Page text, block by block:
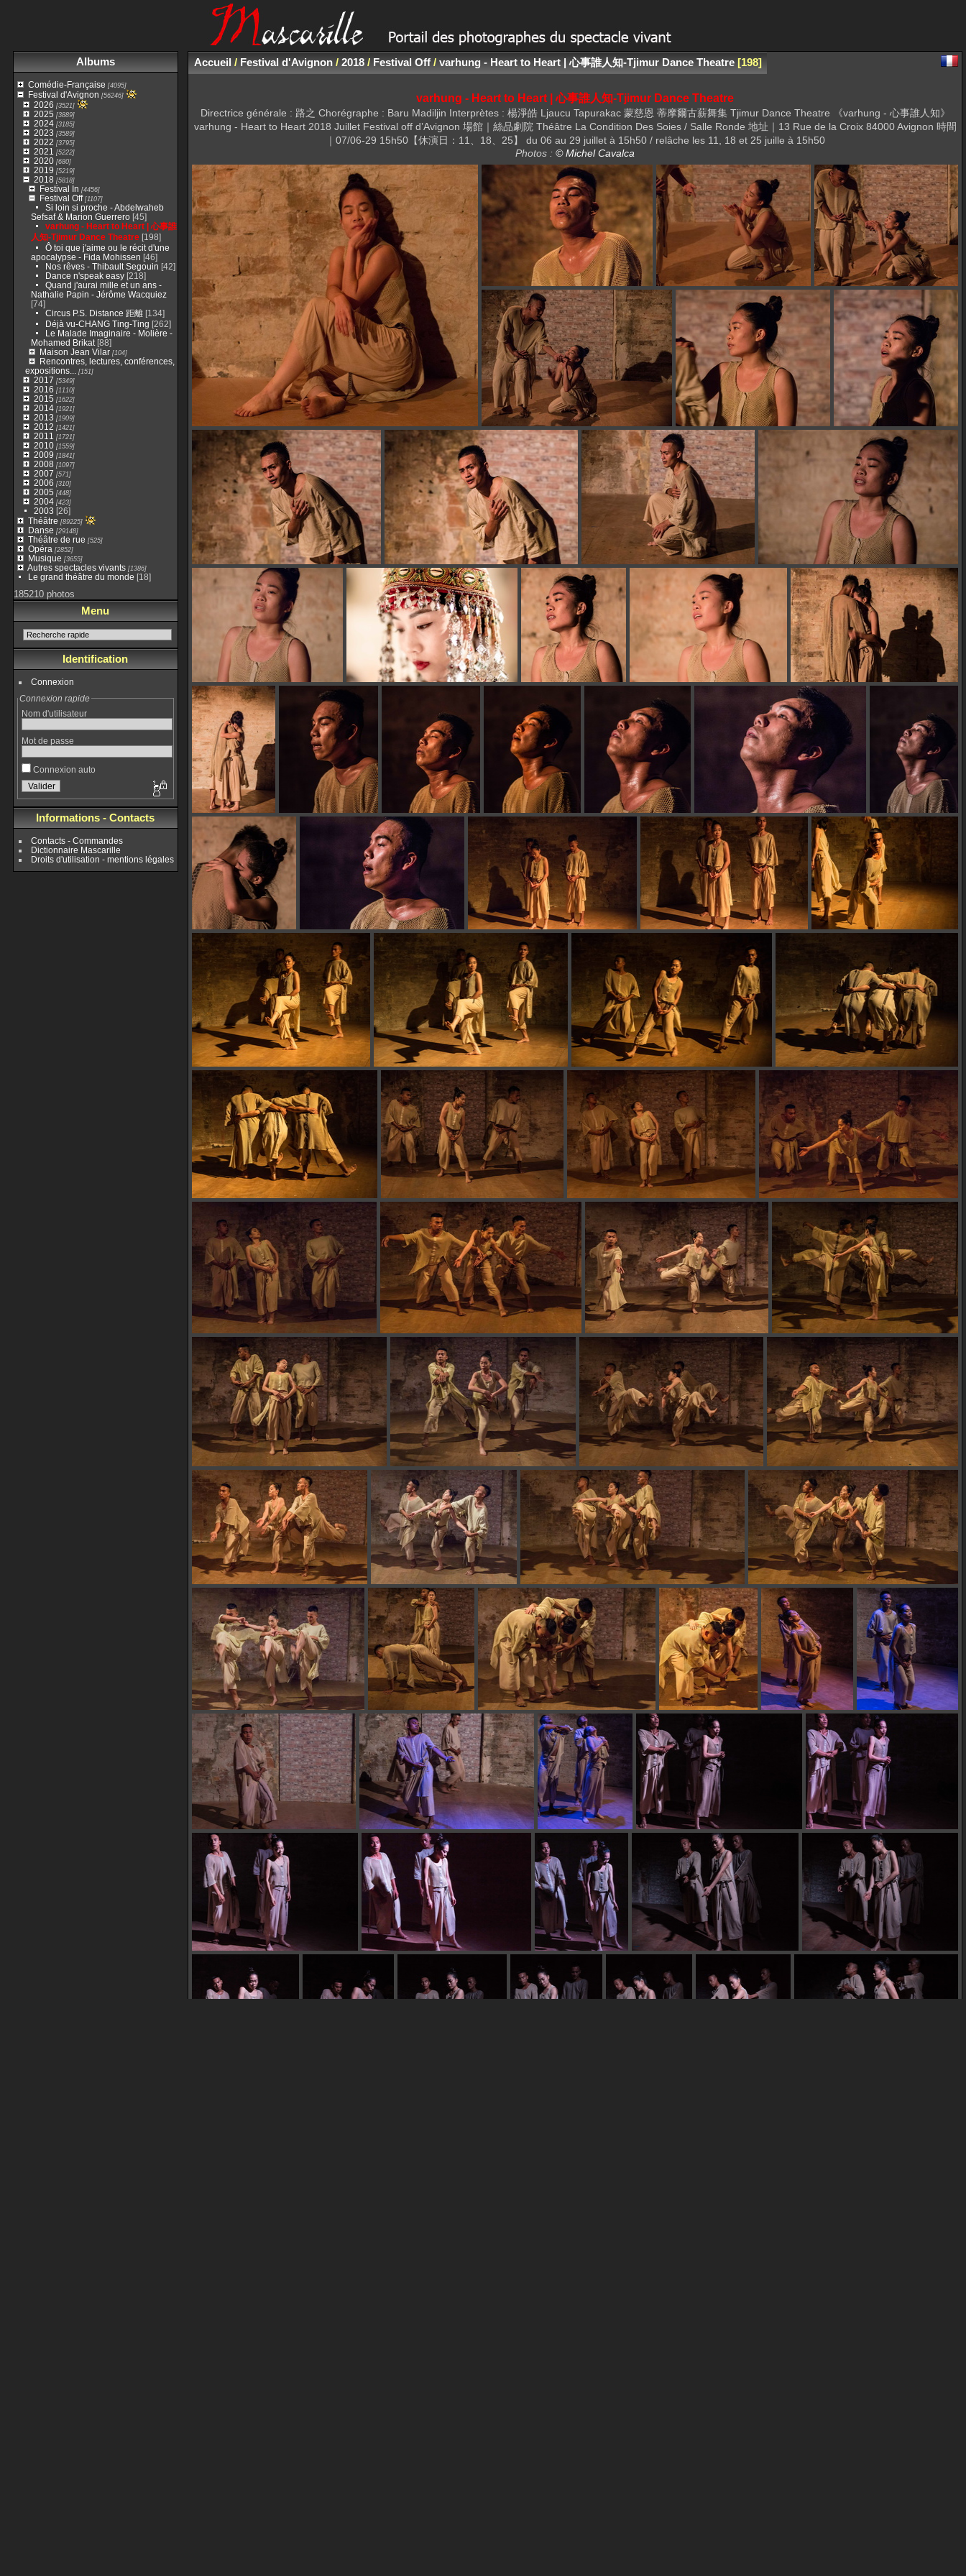
Albums
Comédie-Française [4095]
Festival d'Avignon [56246]
2026 [3521]
2025 [3889]
2024[3185]
2023 [3589]
2022 [3795]
2021 [5222]
2020[680]
2019 [5219]
2018 [5818]
Festival In [4456]
Festival Off[1107]
Si loin si proche - Abdelwaheb
Sefsaf & Marion Guerrero[45]
varhung - Heart to Heart | 心事誰
人知-Tjimur Dance Theatre[198]
Ô toi que j'aime ou le récit d'une
apocalypse - Fida Mohissen [46]
Nos rêves - Thibault Segouin [42]
Dance n'speak easy[218]
Quand j'aurai mille et un ans -
Nathalie Papin - Jérôme Wacquiez
[74]
Circus P.S. Distance 距離[134]
Déjà vu-CHANG Ting-Ting [262]
Le Malade Imaginaire - Molière -
Mohamed Brikat[88]
Maison Jean Vilar[104]
Rencontres, lectures, conférences,
expositions...
[151]
2017 [5349]
2016 [1110]
2015 [1622]
2014[1921]
2013 [1909]
2012 [1421]
2011 [1721]
2010[1559]
2009 [1841]
2008 [1097]
2007 [571]
2006 [310]
2005 [448]
2004[423]
2003 [26]
Théâtre [89225]
Danse [29148]
Théâtre de rue [525]
Opéra [2852]
Musique [3655]
Autres spectacles vivants[1386]
Le grand théâtre du monde [18]
185210 photos
Menu
Identification
Connexion
Connexion rapide
Nom d'utilisateur
Mot de passe
Connexion auto
Informations - Contacts
Contacts - Commandes
Dictionnaire Mascarille
Droits d'utilisation - mentions légales
Accueil/ Festival d'Avignon/ 2018/ Festival Off/ varhung - Heart to Heart | 心事誰人知-Tjimur Dance Theatre 198
varhung - Heart to Heart | 心事誰人知-Tjimur Dance Theatre
Directrice générale : 路之 Chorégraphe : Baru Madiljin Interprètes : 楊淨皓 Ljaucu Tapurakac 蒙慈恩 蒂摩爾古薪舞集 Tjimur Dance Theatre 《varhung - 心事誰人知》
varhung - Heart to Heart 2018 Juillet Festival off d’Avignon 場館｜絲品劇院 Théâtre La Condition Des Soies / Salle Ronde 地址｜13 Rue de la Croix 84000 Avignon 時間
｜07/06-29 15h50【休演日：11、18、25】 du 06 au 29 juillet à 15h50 / relâche les 11, 18 et 25 juille à 15h50
Photos : © Michel Cavalca